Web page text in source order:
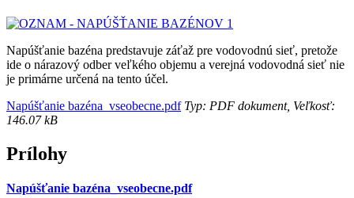
Napúšťanie bazéna predstavuje záťaž pre vodovodnú sieť, pretože
ide o nárazový odber veľkého objemu a verejná vodovodná sieť nie
je primárne určená na tento účel.
Napúšťanie bazéna_vseobecne.pdfTyp: PDF dokument, Veľkosť:
146.07 kB
Prílohy
Napúšťanie bazéna_vseobecne.pdf